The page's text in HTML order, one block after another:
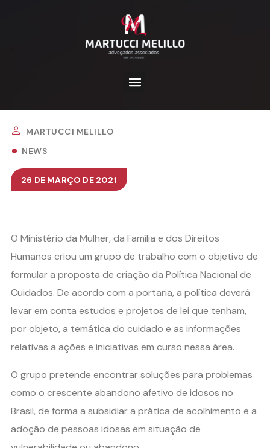
MARTUCCI MELILLO
NEWS
26 DE MARÇO DE 2021
O Ministério da Mulher, da Família e dos Direitos
Humanos criou um grupo de trabalho com o objetivo de
formular a proposta de criação da Política Nacional de
Cuidados. De acordo com a portaria, a política deverá
levar em conta estudos e projetos de lei que tenham,
por objeto, a temática do cuidado e as informações
relativas a ações e iniciativas em curso nessa área.
O grupo pretende encontrar soluções para problemas
como o crescente abandono afetivo de idosos no
Brasil, de forma a subsidiar a prática de acolhimento e a
adoção de pessoas idosas em situação de